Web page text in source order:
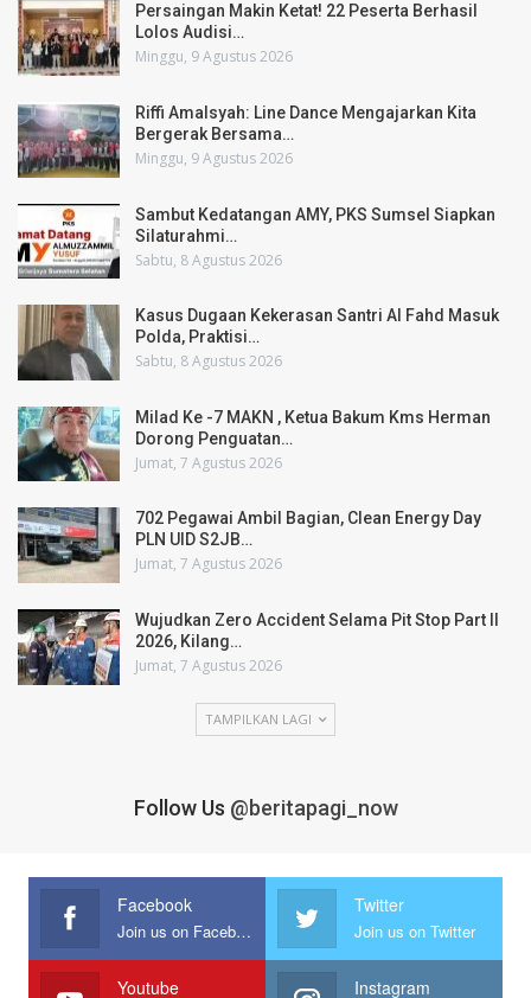
Persaingan Makin Ketat! 22 Peserta Berhasil
Lolos Audisi…
Minggu, 9 Agustus 2026
Riffi Amalsyah: Line Dance Mengajarkan Kita
Bergerak Bersama…
Minggu, 9 Agustus 2026
Sambut Kedatangan AMY, PKS Sumsel Siapkan
Silaturahmi…
Sabtu, 8 Agustus 2026
Kasus Dugaan Kekerasan Santri Al Fahd Masuk
Polda, Praktisi…
Sabtu, 8 Agustus 2026
Milad Ke -7 MAKN , Ketua Bakum Kms Herman
Dorong Penguatan…
Jumat, 7 Agustus 2026
702 Pegawai Ambil Bagian, Clean Energy Day
PLN UID S2JB…
Jumat, 7 Agustus 2026
Wujudkan Zero Accident Selama Pit Stop Part II
2026, Kilang…
Jumat, 7 Agustus 2026
TAMPILKAN LAGI
Follow Us @beritapagi_now
Facebook
Join us on Facebook
Twitter
Join us on Twitter
Youtube Instagram